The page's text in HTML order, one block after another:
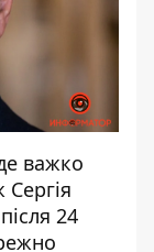
важко
Сергія
24